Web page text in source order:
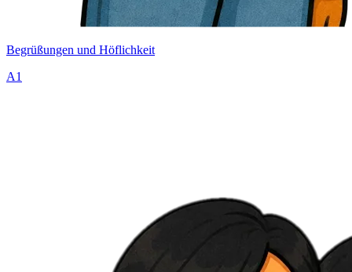
Begrüßungen und Höflichkeit
A1